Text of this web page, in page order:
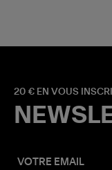
20 € EN VOUS